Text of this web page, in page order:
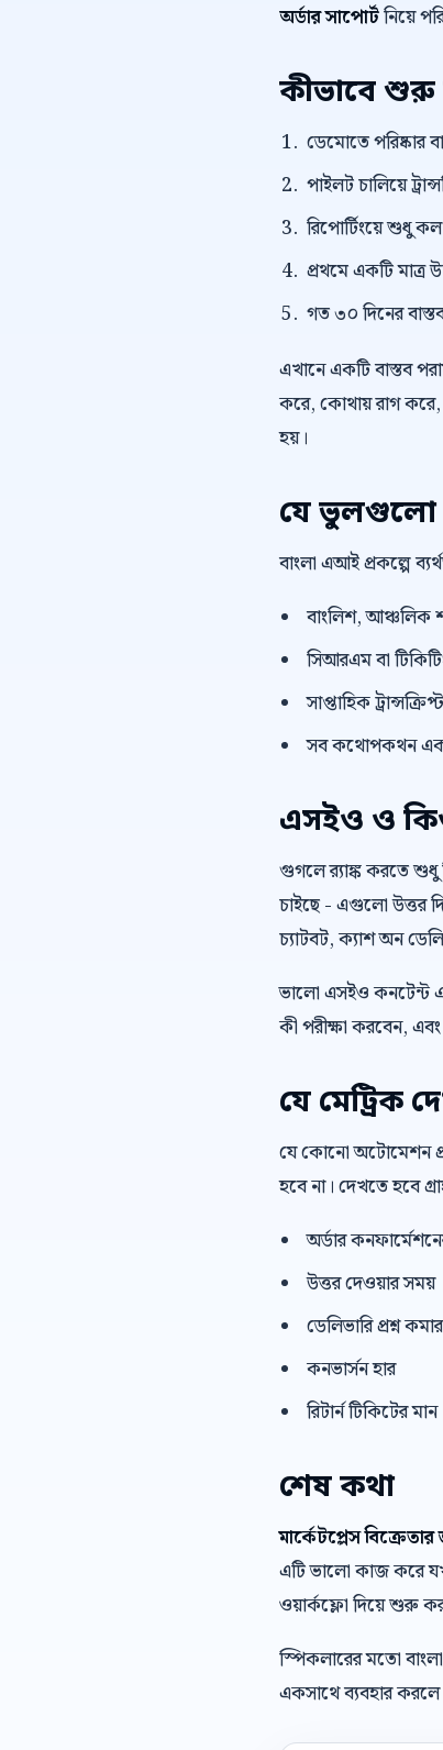
অর্ডার সাপোর্টনিয়ে
কীভাবে
ডেমোতে পরিষ্কার
পাইলট চালিয়ে
রিপোর্টিংয়ে শুধু
প্রথমে একটি মাত্র
গত ৩০ দিনের
এখানে একটি বাস্তব
করে, কোথায় রাগ করে,
হয়।
যে ভুলগুলো
বাংলা এআই প্রকল্পে
বাংলিশ, আঞ্চলিক
সিআরএম বা
সাপ্তাহিক
সব কথোপকথন
এসইও ও
গুগলে র‍্যাঙ্ক করতে
চাইছে - এগুলো উত্তর
চ্যাটবট, ক্যাশ অন
ভালো এসইও কনটেন্ট
কী পরীক্ষা করবেন,
যে মেট্রিক
যে কোনো অটোমেশন
হবে না। দেখতে হবে
অর্ডার
উত্তর দেওয়ার সময়
ডেলিভারি প্রশ্ন
কনভার্সন হার
রিটার্ন টিকিটের মান
শেষ কথা
মার্কেটপ্লেস
এটি ভালো কাজ করে
ওয়ার্কফ্লো দিয়ে শুরু
স্পিকলারের মতো
একসাথে ব্যবহার